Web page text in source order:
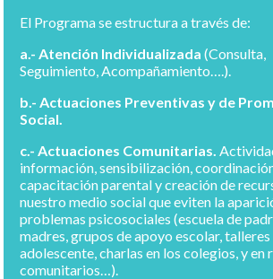
El Programa se estructura a través de:
a.- Atención Individualizada (Consulta,
Seguimiento, Acompañamiento….).
b.- Actuaciones Preventivas y de
Social.
c.- Actuaciones Comunitarias.
información, sensibilización,
capacitación parental y creación de
nuestro medio social que eviten la
problemas psicosociales (escuela de
madres, grupos de apoyo escolar,
adolescente, charlas en los colegios, y en
comunitarios…).